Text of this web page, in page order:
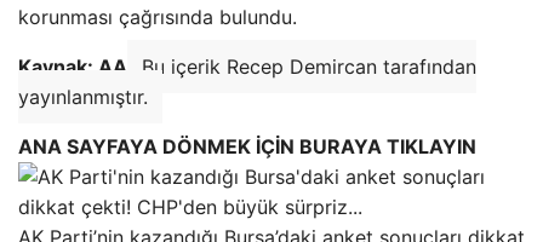
korunması çağrısında bulundu.
Kaynak: AA
Bu içerik Recep Demircan tarafından
yayınlanmıştır.
ANA SAYFAYA DÖNMEK İÇİN BURAYA TIKLAYIN
AK Parti’nin kazandığı Bursa’daki anket sonuçları dikkat